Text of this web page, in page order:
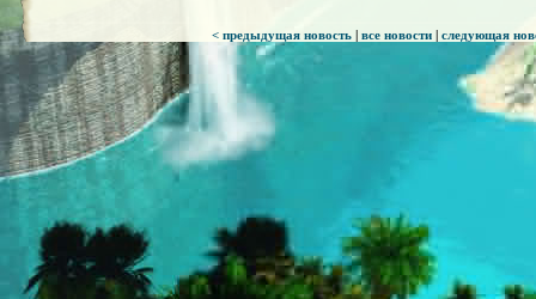
< предыдущая новость | все новости | следующая